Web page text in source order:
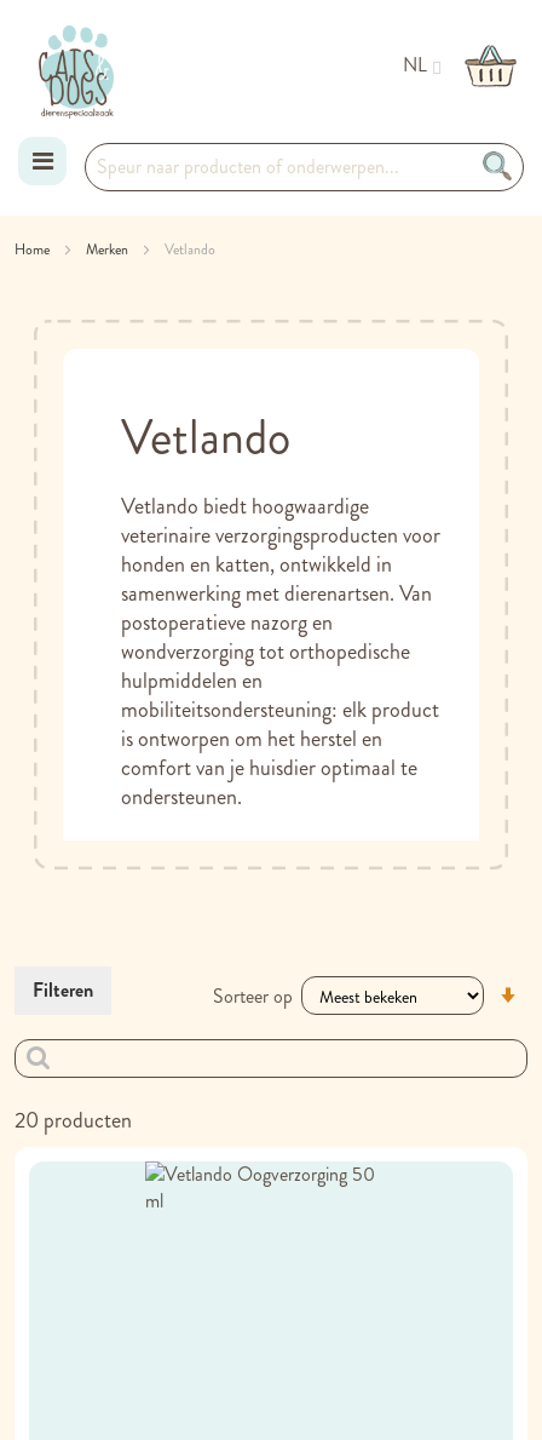
NL
inhoud
Home Merken Vetlando
Vetlando
Vetlando biedt hoogwaardige
veterinaire verzorgingsproducten voor
honden en katten, ontwikkeld in
samenwerking met dierenartsen. Van
postoperatieve nazorg en
wondverzorging tot orthopedische
hulpmiddelen en
mobiliteitsondersteuning: elk product
is ontworpen om het herstel en
comfort van je huisdier optimaal te
ondersteunen.
20 producten
Sorteer op
Filteren